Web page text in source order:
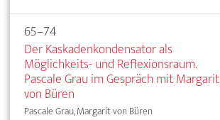
65–74
Der Kaskadenkondensator als
Möglichkeits- und Reflexionsraum.
Pascale Grau im Gespräch mit Margarit
von Büren
Pascale Grau, Margarit von Büren